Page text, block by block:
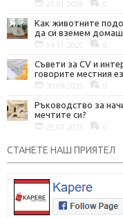
27.01.2026 0
Как животните
да си вземем
14.11.2025 0
Съвети за CV и
говорите местния
30.09.2025 0
Ръководство за
мечтите си?
25.07.2025 0
СТАНЕТЕ НАШ ПРИЯТЕЛ